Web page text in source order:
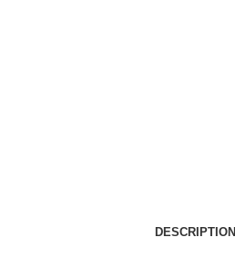
DESCRIPTION